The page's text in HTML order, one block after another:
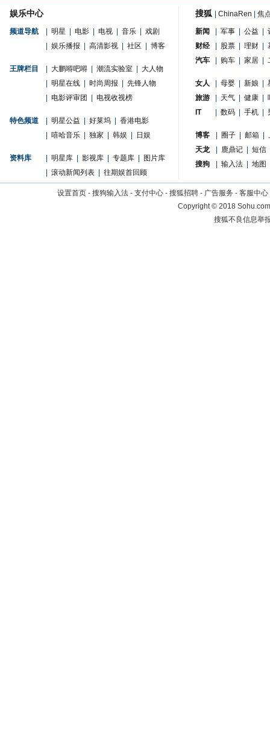
娱乐中心
频道导航 明星 电影 电视 音乐
戏剧
娱乐播报 高清影视 社区 博客
王牌栏目 大鹏嘚吧嘚 潮流实验室
大人物
明星在线 时尚周报
先锋人物
电影评审团 电视收视榜
特色频道 明星公益 好莱坞
香港电影
嘻哈音乐 独家 韩娱 日娱
资料库 明星库 影视库 专题库
图片库
滚动新闻列表 往期娱首回顾
搜狐 ChinaRen 焦
新闻 军事 公益
财经
股票 理财
汽车
购车 家居
女人 母婴 新娘
旅游
天气 健康
IT
数码 手机
博客 圈子 邮箱
天龙
鹿鼎记
短信
搜狗
输入法 地图
设置首页 - 搜狗输入法 - 支付中心 - 搜狐招聘 - 广告服务 - 客服中心
Copyright©2018
搜狐不良信息举